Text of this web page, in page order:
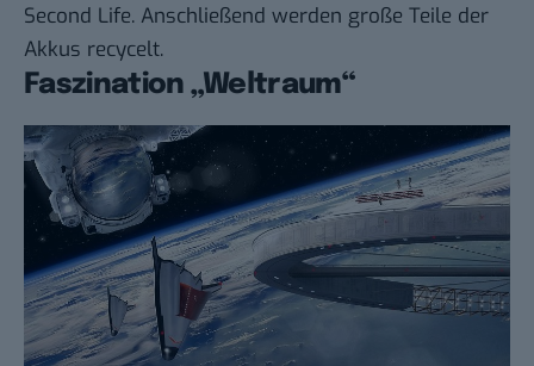
Second Life. Anschließend werden große Teile der
Akkus recycelt.
Faszination „Weltraum“